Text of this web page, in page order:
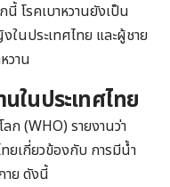
นี้ โรคเบาหวานยังเป็น
นประเทศไทย และผู้ชาย
วาน
ในประเทศไทย
ก (WHO) รายงานว่า
ทยเกี่ยวข้องกับ การมีน้ำ
าย ดังนี้